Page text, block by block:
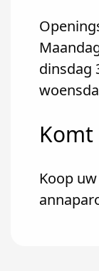
dinsdag
Koop